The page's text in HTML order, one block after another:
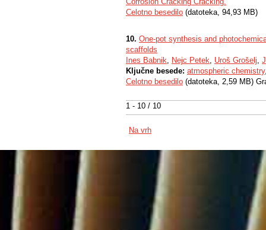
1 - 10 / 10
Celotno besedilo (datoteka, 94,93 MB)
10. One-pot synthesis and
scaffolds
Ines Babnik, Nejc Petek, Uroš Grošelj,
Ključne besede: atmospheric chemistry
Celotno besedilo (datoteka, 2,59 MB)
Na vrh